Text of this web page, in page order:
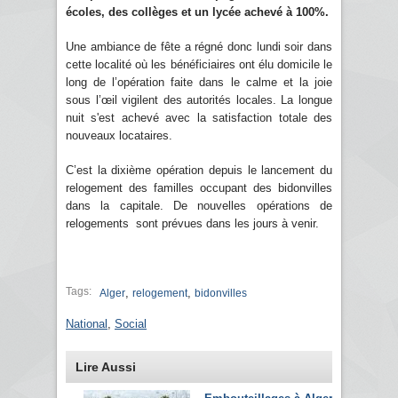
écoles, des collèges et un lycée achevé à 100%.
Une ambiance de fête a régné donc lundi soir dans
cette localité où les bénéficiaires ont élu domicile le
long de l’opération faite dans le calme et la joie
sous l’œil vigilent des autorités locales. La longue
nuit s'est achevé avec la satisfaction totale des
nouveaux locataires.
C’est la dixième opération depuis le lancement du
relogement des familles occupant des bidonvilles
dans la capitale. De nouvelles opérations de
relogements sont prévues dans les jours à venir.
Tags: Alger relogement, bidonvilles
National Social
Lire Aussi